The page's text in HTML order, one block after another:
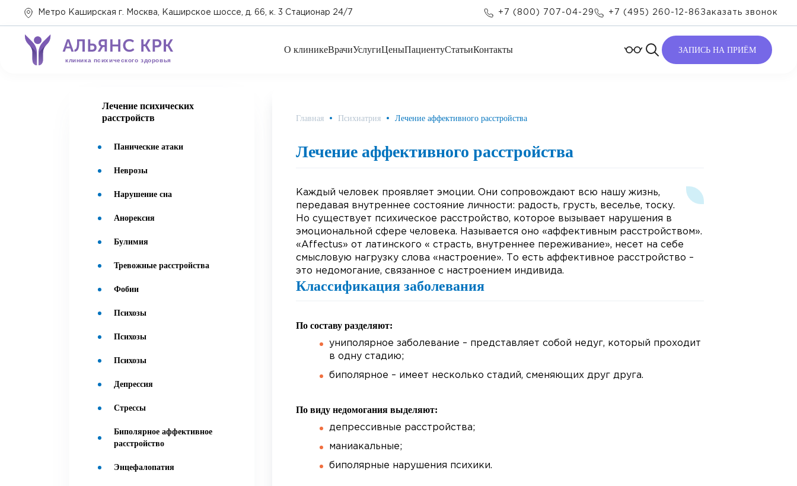
Метро Каширская г. Москва, Каширское шоссе, д. 66, к. 3 Стационар 24/7 +7 (800) 707-04-29 +7 (495) 260-12-86 Заказать звонок
клиника психического здоровья
О клиникеВрачиУслугиЦеныПациентуСтатьиКонтакты ЗАПИСЬ НА ПРИЁМ
Главная Психиатрия Лечение аффективного расстройства
Лечение аффективного расстройства
Каждый человек проявляет эмоции. Они сопровождают всю нашу жизнь,
передавая внутреннее состояние личности: радость, грусть, веселье, тоску.
Но существует психическое расстройство, которое вызывает нарушения в
эмоциональной сфере человека. Называется оно «аффективным расстройством».
«Affectus» от латинского « страсть, внутреннее переживание», несет на себе
смысловую нагрузку слова «настроение». То есть аффективное расстройство –
это недомогание, связанное с настроением индивида.
Классификация заболевания
По составу разделяют:
униполярное заболевание – представляет собой недуг, который проходит
в одну стадию;
биполярное – имеет несколько стадий, сменяющих друг друга.
По виду недомогания выделяют:
депрессивные расстройства;
маниакальные;
биполярные нарушения психики.
Лечение психических
расстройств
Панические атаки
Неврозы
Нарушение сна
Анорексия
Булимия
Тревожные расстройства
Фобии
Психозы
Психозы
Психозы
Депрессия
Стрессы
Биполярное аффективное
расстройство
Энцефалопатия